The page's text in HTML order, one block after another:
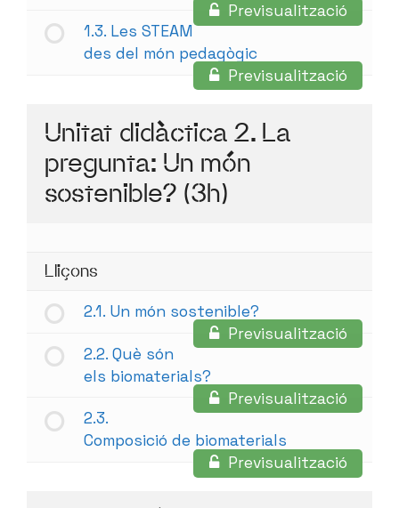
Previsualització
1.3. Les STEAM
des del món pedagògic
Previsualització
Unitat didàctica 2. La
pregunta: Un món
sostenible? (3h)
Lliçons
2.1. Un món sostenible?
Previsualització
2.2. Què són
els biomaterials?
Previsualització
2.3.
Composició de biomaterials
Previsualització